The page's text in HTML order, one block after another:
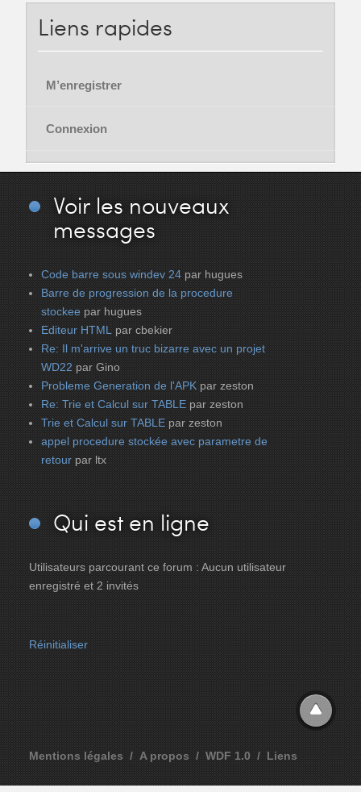
Liens rapides
M’enregistrer
Connexion
Voir les nouveaux
messages
Code barre sous windev 24 par hugues
Barre de progression de la procedure
stockee par hugues
Editeur HTML par cbekier
Re: Il m'arrive un truc bizarre avec un projet
WD22 par Gino
Probleme Generation de l'APK par zeston
Re: Trie et Calcul sur TABLE par zeston
Trie et Calcul sur TABLE par zeston
appel procedure stockée avec parametre de
retour par ltx
Qui est en ligne
Utilisateurs parcourant ce forum : Aucun utilisateur
enregistré et 2 invités
Réinitialiser
Mentions légales A propos WDF 1.0 Liens